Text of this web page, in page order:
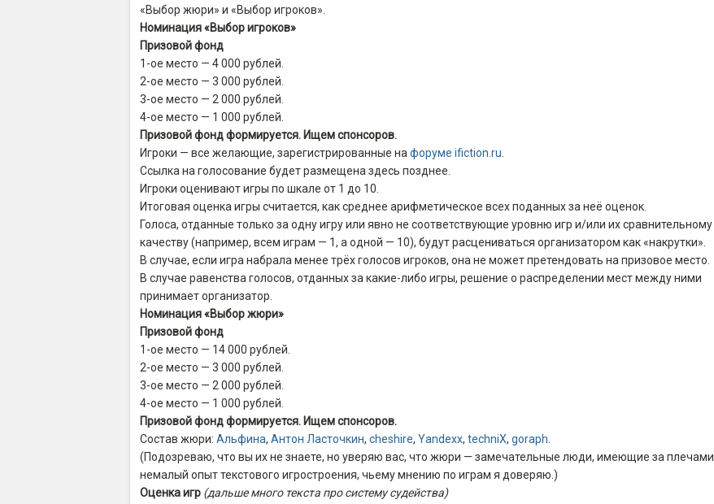
«Выбор жюри» и «Выбор игроков».
Номинация «Выбор игроков»
Призовой фонд
1-ое место — 4 000 рублей.
2-ое место — 3 000 рублей.
3-ое место — 2 000 рублей.
4-ое место — 1 000 рублей.
Призовой фонд формируется. Ищем спонсоров.
Игроки — все желающие, зарегистрированные нафоруме ifiction.ru.
Ссылка на голосование будет размещена здесь позднее.
Игроки оценивают игры по шкале от 1 до 10.
Итоговая оценка игры считается, как среднее арифметическое всех поданных за неё оценок.
Голоса, отданные только за одну игру или явно не соответствующие уровню игр и/или их сравнительному
качеству (например, всем играм — 1, а одной — 10), будут расцениваться организатором как «накрутки».
В случае, если игра набрала менее трёх голосов игроков, она не может претендовать на призовое место.
В случае равенства голосов, отданных за какие-либо игры, решение о распределении мест между ними
принимает организатор.
Номинация «Выбор жюри»
Призовой фонд
1-ое место — 14 000 рублей.
2-ое место — 3 000 рублей.
3-ое место — 2 000 рублей.
4-ое место — 1 000 рублей.
Призовой фонд формируется. Ищем спонсоров.
Состав жюри: Альфина, Антон Ласточкин, cheshire, Yandexx, techniX, goraph.
(Подозреваю, что вы их не знаете, но уверяю вас, что жюри — замечательные люди, имеющие за плечами
немалый опыт текстового игростроения, чьему мнению по играм я доверяю.)
Оценка игр (дальше много текста про систему судейства)